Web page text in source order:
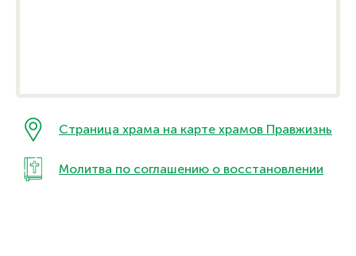
Страница храма на карте храмов Правжизнь
Молитва по соглашению о восстановлении